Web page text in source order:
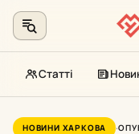
до
Статті
НОВИНИ ХАРКОВА